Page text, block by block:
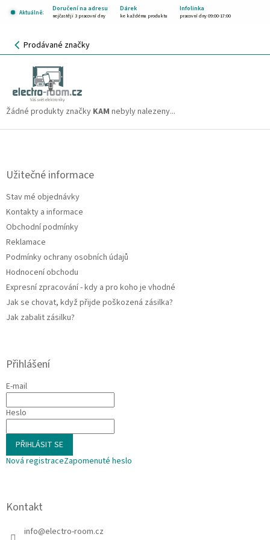
Aktuálně:
Doručení na adresu Dárek Infolinka
nejčastěji 3 pracovní dny ke každému produktu pracovní dny 09:00-17:00
NÁKUPNÍ
KOŠÍK
Prodávané značky
KAM
Žádné produkty značky KAM nebyly nalezeny...
Z
Užitečné informace
Stav mé objednávky
Kontakty a informace
Obchodní podmínky
Reklamace
Podmínky ochrany osobních údajů
Hodnocení obchodu
Expresní zpracování - kdy a pro koho je vhodné
Jak se chovat, když přijde poškozená zásilka?
Jak zabalit zásilku?
Přihlášení
E-mail
Heslo
PŘIHLÁSIT SE
Nová registraceZapomenuté heslo
Kontakt
info@electro-room.cz